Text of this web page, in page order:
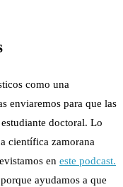
como una
enviaremos para que las
doctoral. Lo
científica zamorana
en este podcast.
ayudamos a que